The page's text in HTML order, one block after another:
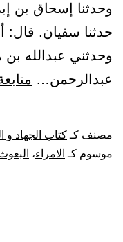
وحدثنا إسحاق بن
وحدثني عبدالله
عبدالرحمن…
مصنف كـكتاب الجهاد و
موسوم كـ الامراء،